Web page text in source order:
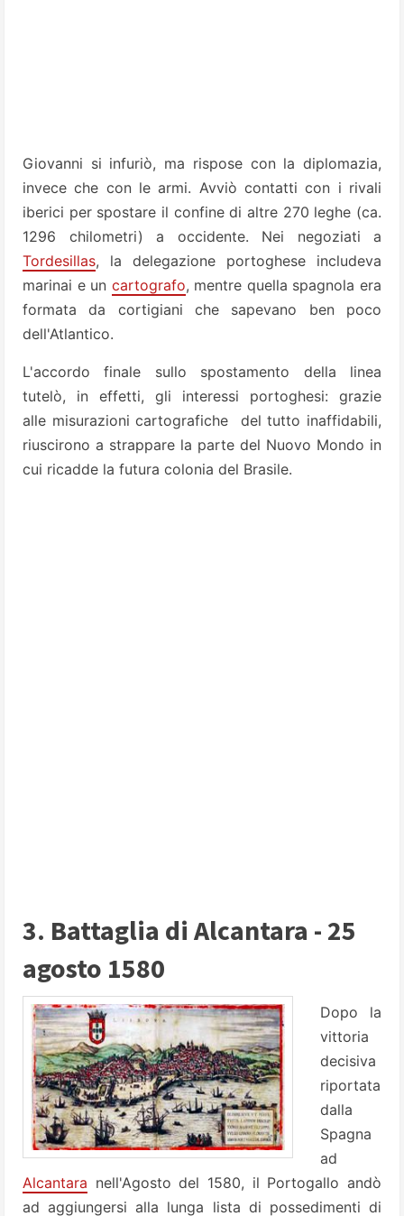
Giovanni si infuriò, ma rispose con la diplomazia,
invece che con le armi. Avviò contatti con i rivali
iberici per spostare il confine di altre 270 leghe (ca.
1296 chilometri) a occidente. Nei negoziati a
Tordesillas, la delegazione portoghese includeva
marinai e un cartografo, mentre quella spagnola era
formata da cortigiani che sapevano ben poco
dell'Atlantico.
L'accordo finale sullo spostamento della linea
tutelò, in effetti, gli interessi portoghesi: grazie
alle misurazioni cartografiche del tutto inaffidabili,
riuscirono a strappare la parte del Nuovo Mondo in
cui ricadde la futura colonia del Brasile.
3. Battaglia di Alcantara - 25
agosto 1580
Dopo la
vittoria
decisiva
riportata
dalla
Spagna
ad
Alcantara nell'Agosto del 1580, il Portogallo andò
ad aggiungersi alla lunga lista di possedimenti di